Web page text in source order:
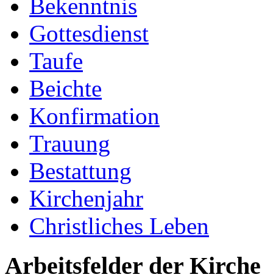
Bekenntnis
Gottesdienst
Taufe
Beichte
Konfirmation
Trauung
Bestattung
Kirchenjahr
Christliches Leben
Arbeitsfelder der Kirche